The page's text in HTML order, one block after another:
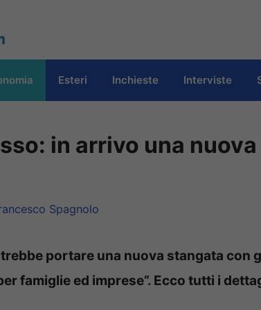
Esteri Inchieste Interviste
in arrivo una
Spagnolo
portare una nuova stangata con
famiglie ed imprese”. Ecco tutti i